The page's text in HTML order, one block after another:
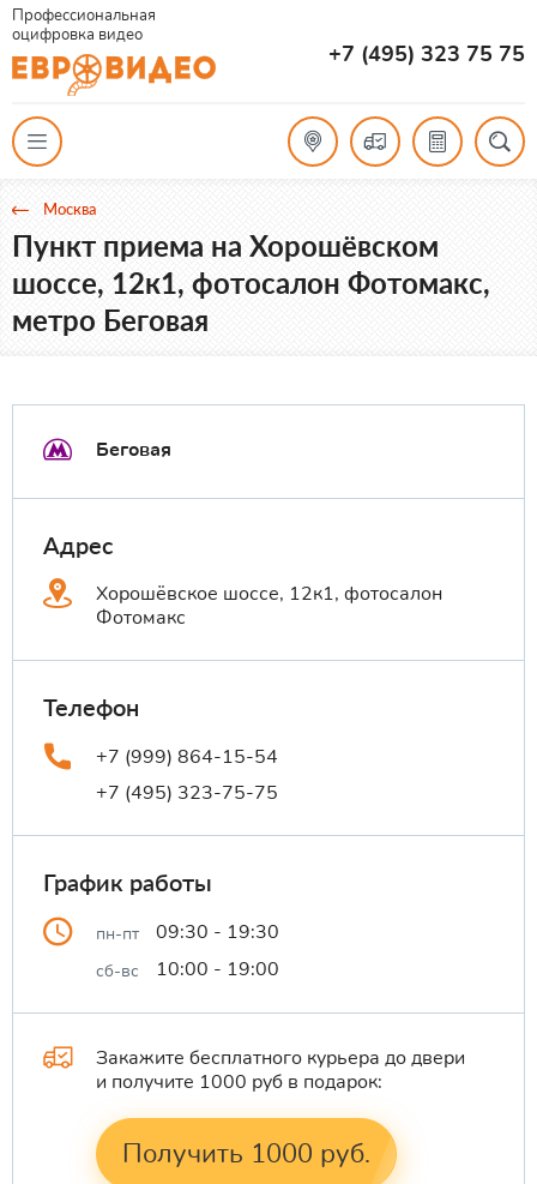
Профессиональная
оцифровка видео
+7 (495) 323 75 75
Москва
Пункт приема на Хорошёвском
шоссе, 12к1, фотосалон Фотомакс,
метро Беговая
Беговая
Адрес
Хорошёвское шоссе, 12к1, фотосалон
Фотомакс
Телефон
+7 (999) 864-15-54
+7 (495) 323-75-75
График работы
пн-пт 09:30 - 19:30
сб-вс 10:00 - 19:00
Закажите бесплатного курьера до двери
и получите 1000 руб в подарок:
Получить 1000 руб.